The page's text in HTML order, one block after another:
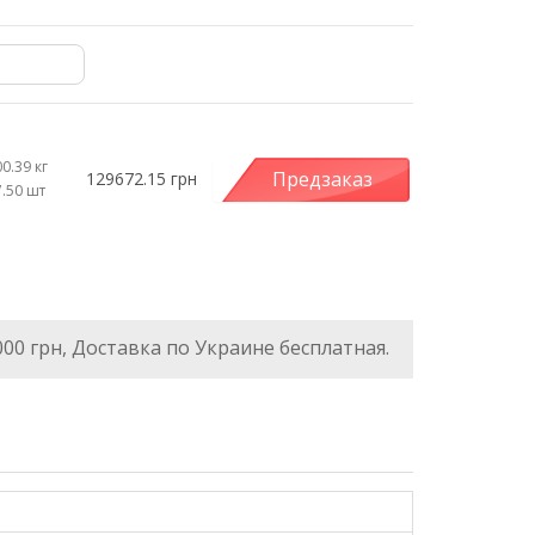
кг
шт
129672.15 грн Предзаказ
грн, Доставка по Украине бесплатная.